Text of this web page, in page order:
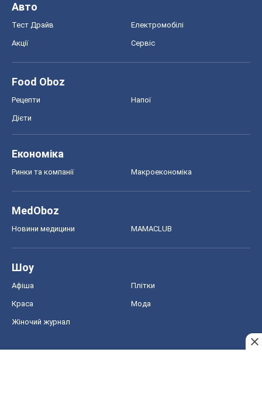
Авто
Тест Драйв Електромобілі
Акції Сервіс
Food Oboz
Рецепти Напої
Дієти
Економіка
Ринки та компанії Макроекономіка
MedOboz
Новини медицини MAMACLUB
Шоу
Афіша Плітки
Краса Мода
Жіночий журнал